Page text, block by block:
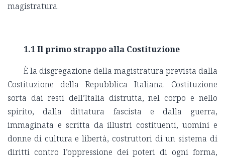
magistratura.
1.1 Il primo strappo alla Costituzione
È la disgregazione della magistratura prevista dalla
Costituzione della Repubblica Italiana. Costituzione
sorta dai resti dell’Italia distrutta, nel corpo e nello
spirito, dalla dittatura fascista e dalla guerra,
immaginata e scritta da illustri costituenti, uomini e
donne di cultura e libertà, costruttori di un sistema di
diritti contro l’oppressione dei poteri di ogni forma,